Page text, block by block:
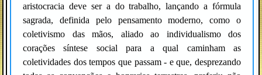
aristocracia deve ser a do trabalho, lançando a fórmula
sagrada, definida pelo pensamento moderno, como o
coletivismo das mãos, aliado ao individualismo dos
corações síntese social para a qual caminham as
coletividades dos tempos que passam - e que, desprezando